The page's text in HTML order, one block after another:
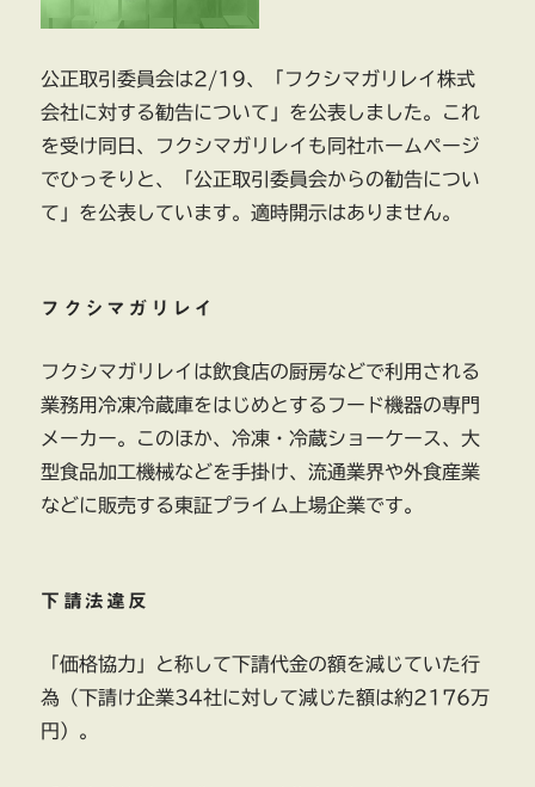
請
法
違
へ
の
急
に
公正取引委員会は2/19、「フクシマガリレイ株式
会社に対する勧告について」を公表しました。これ
を受け同日、フクシマガリレイも同社ホームページ
でひっそりと、「公正取引委員会からの勧告につい
て」を公表しています。適時開示はありません。
フクシマガリレイ
フクシマガリレイは飲食店の厨房などで利用される
業務用冷凍冷蔵庫をはじめとするフード機器の専門
メーカー。このほか、冷凍・冷蔵ショーケース、大
型食品加工機械などを手掛け、流通業界や外食産業
などに販売する東証プライム上場企業です。
下請法違反
「価格協力」と称して下請代金の額を減じていた行
為（下請け企業34社に対して減じた額は約2176万
円）。